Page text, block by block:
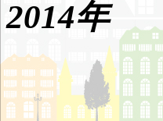
2014年